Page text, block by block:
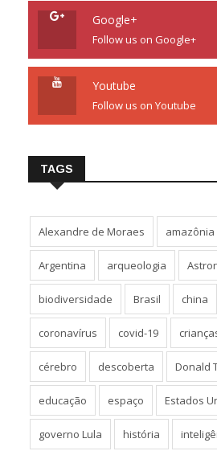
Google+
Follow us on Google+
Youtube
Follow us on Youtube
TAGS
Alexandre de Moraes amazônia
Argentina arqueologia
biodiversidade Brasil china
coronavírus covid-19
cérebro descoberta Donald
educação espaço Estados
governo Lula história